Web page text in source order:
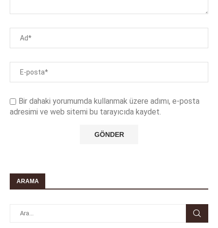
Bir dahaki yorumumda kullanmak üzere adımı, e-posta
adresimi ve web sitemi bu tarayıcıda kaydet.
ARAMA